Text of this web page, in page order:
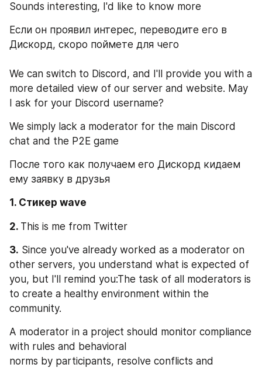
Sounds interesting, I'd like to know more
Если он проявил интерес, переводите его в
Дискорд, скоро поймете для чего
We can switch to Discord, and I'll provide you with a
more detailed view of our server and website. May
I ask for your Discord username?
We simply lack a moderator for the main Discord
chat and the P2E game
После того как получаем его Дискорд кидаем
ему заявку в друзья
1. Стикер wave
2. This is me from Twitter
3. Since you've already worked as a moderator on
other servers, you understand what is expected of
you, but I'll remind you:The task of all moderators is
to create a healthy environment within the
community.
A moderator in a project should monitor compliance
with rules and behavioral
norms by participants, resolve conflicts and